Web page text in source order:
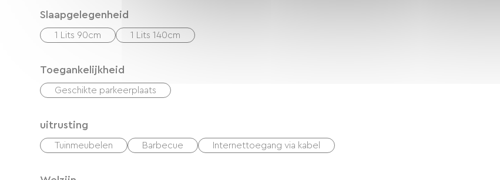
Slaapgelegenheid
1 Lits 90cm 1 Lits 140cm
Toegankelijkheid
Geschikte parkeerplaats
uitrusting
Tuinmeubelen Barbecue Internettoegang via kabel